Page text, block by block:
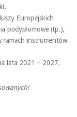
Europejskich
podyplomowe itp.),
ramach instrumentów
lata 2021 – 2027.